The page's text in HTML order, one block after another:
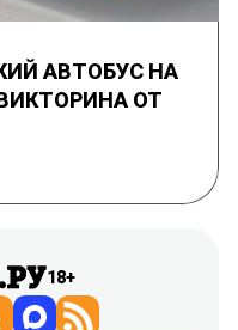
АВТОБУС НА
ОТ
18+